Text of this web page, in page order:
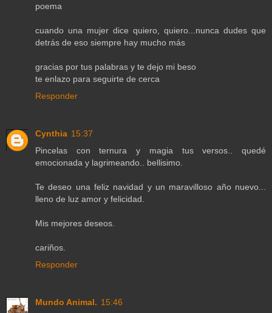
poema
cuando una mujer dice quiero, quiero...nunca dudes que
detrás de eso siempre hay mucho más
gracias por tus palabras y te dejo mi beso
te enlazo para seguirte de cerca
Responder
Cynthia 15:37
Pincelas con ternura y magia tus versos.. quedé
emocionada y lagrimeando.. bellisimo.
Te deseo una feliz navidad y un maravilloso año nuevo...
lleno de luz amor y felicidad.
Mis mejores deseos.
cariños.
Responder
Mundo Animal. 15:46